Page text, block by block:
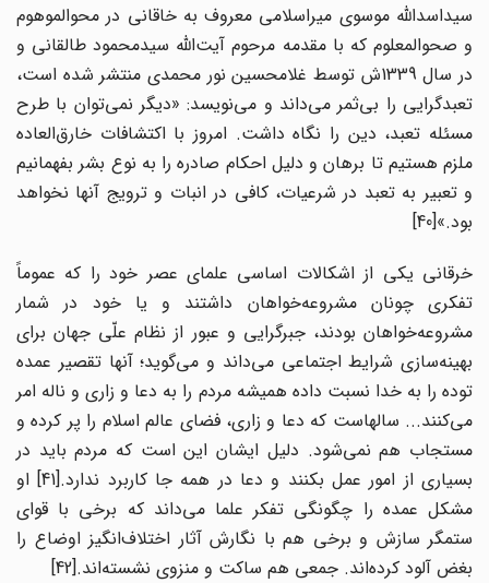
سیداسدالله موسوی میراسلامی معروف به خاقانی در محوالموهوم
و صحوالمعلوم که با مقدمه مرحوم آیت‌الله سیدمحمود طالقانی و
در سال 1339ش توسط غلامحسین نور محمدی منتشر شده است،
تعبدگرایی را بی‌ثمر می‌داند و می‌نویسد: «دیگر نمی‌توان با طرح
مسئله تعبد، دین را نگاه داشت. امروز با اکتشافات خارق‌العاده
ملزم هستیم تا برهان و دلیل احکام صادره را به نوع بشر بفهمانیم
و تعبیر به تعبد در شرعیات، کافی در انبات و ترویج آنها نخواهد
بود.»[40]
خرقانی یکی از اشکالات اساسی علمای عصر خود را که عموماً
تفکری چونان مشروعه‌خواهان داشتند و یا خود در شمار
مشروعه‌خواهان بودند، جبرگرایی و عبور از نظام علّی جهان برای
بهینه‌سازی شرایط اجتماعی می‌داند و می‌گوید؛ آنها تقصیر عمده
توده را به خدا نسبت داده همیشه مردم را به دعا و زاری و ناله امر
می‌کنند... سالهاست که دعا و زاری، فضای عالم اسلام را پر کرده و
مستجاب هم نمی‌شود. دلیل ایشان این است که مردم باید در
بسیاری از امور عمل بکنند و دعا در همه جا کاربرد ندارد.[41] او
مشکل عمده را چگونگی تفکر علما می‌داند که برخی با قوای
ستمگر سازش و برخی هم با نگارش آثار اختلاف‌انگیز اوضاع را
بغض آلود کرده‌اند. جمعی هم ساکت و منزوی نشسته‌اند.[42]